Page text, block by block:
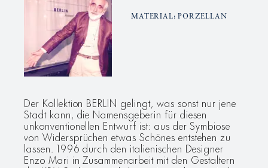
MATERIAL: PORZELLAN
Der Kollektion BERLIN gelingt, was sonst nur jene
Stadt kann, die Namensgeberin für diesen
unkonventionellen Entwurf ist: aus der Symbiose
von Widersprüchen etwas Schönes entstehen zu
lassen. 1996 durch den italienischen Designer
Enzo Mari in Zusammenarbeit mit den Gestaltern